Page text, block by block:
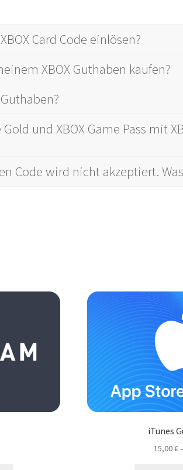
Card Code einlösen?
XBOX Guthaben kaufen?
Gold und XBOX Game Pass mit
Code wird nicht akzeptiert.
iTunes
15,00€–